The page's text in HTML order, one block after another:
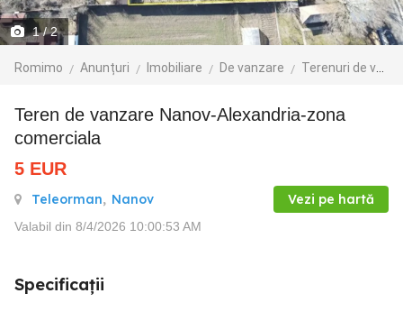
1/ 2
Romimo Anunțuri Imobiliare De vanzare Terenuri de vanzare
Teren de vanzare Nanov-Alexandria-zona
comerciala
5 EUR
Teleorman, Nanov Vezi pe hartă
Valabil din 8/4/2026 10:00:53 AM
Specificații